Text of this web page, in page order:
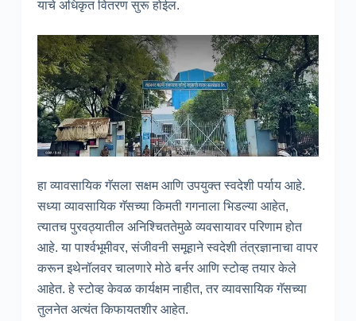
याचे अधिकृत वितरण सुरू होईल.
हा व्यावसायिक गॅसला सक्षम आणि उपयुक्त स्वदेशी पर्याय आहे.
सध्या व्यावसायिक गॅसच्या किमती गगनाला भिडल्या आहेत,
त्यातच पुरवठ्यातील अनिश्चिततेमुळे व्यवसायावर परिणाम होत
आहे. या पार्श्वभूमीवर, संजीवनी समूहाने स्वदेशी तंत्रज्ञानाचा वापर
करून इथेनॉलवर चालणारे मोठे बर्नर आणि स्टोव्ह तयार केले
आहेत. हे स्टोव्ह केवळ कार्यक्षम नाहीत, तर व्यावसायिक गॅसच्या
तुलनेत अत्यंत किफायतशीर आहेत.